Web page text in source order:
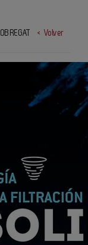
< Volver